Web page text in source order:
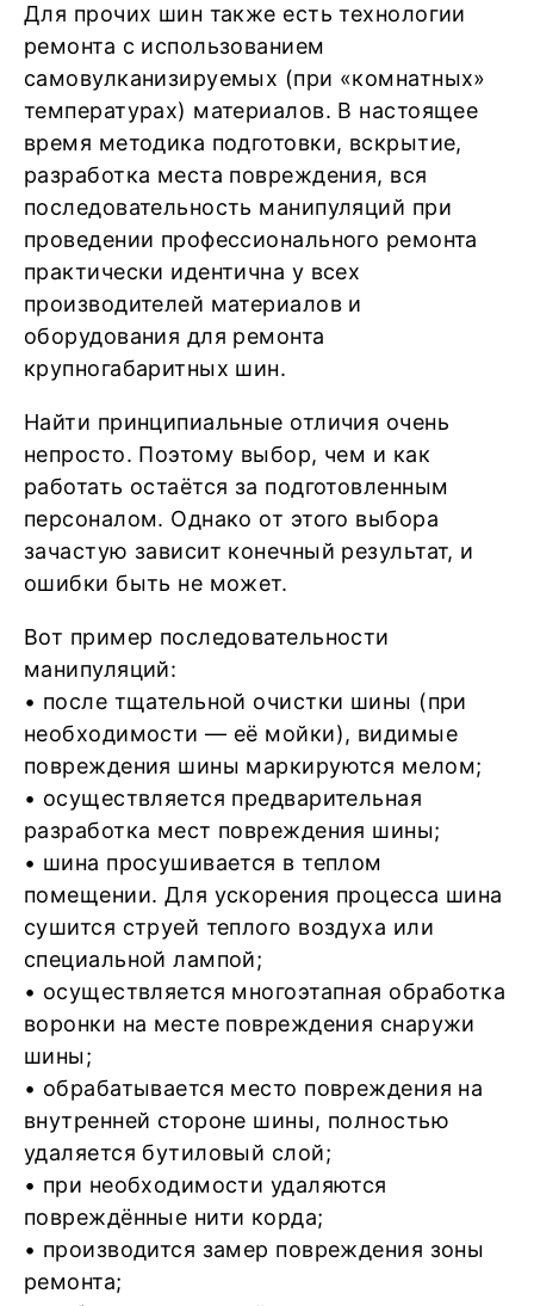
Для прочих шин также есть технологии
ремонта с использованием
самовулканизируемых (при «комнатных»
температурах) материалов. В настоящее
время методика подготовки, вскрытие,
разработка места повреждения, вся
последовательность манипуляций при
проведении профессионального ремонта
практически идентична у всех
производителей материалов и
оборудования для ремонта
крупногабаритных шин.
Найти принципиальные отличия очень
непросто. Поэтому выбор, чем и как
работать остаётся за подготовленным
персоналом. Однако от этого выбора
зачастую зависит конечный результат, и
ошибки быть не может.
Вот пример последовательности
манипуляций:
• после тщательной очистки шины (при
необходимости — её мойки), видимые
повреждения шины маркируются мелом;
• осуществляется предварительная
разработка мест повреждения шины;
• шина просушивается в теплом
помещении. Для ускорения процесса шина
сушится струей теплого воздуха или
специальной лампой;
• осуществляется многоэтапная обработка
воронки на месте повреждения снаружи
шины;
• обрабатывается место повреждения на
внутренней стороне шины, полностью
удаляется бутиловый слой;
• при необходимости удаляются
повреждённые нити корда;
• производится замер повреждения зоны
ремонта;